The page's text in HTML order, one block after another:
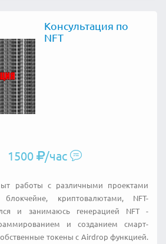
Консультация по
NFT
1500 /час
работы с различными проектами
криптовалютами, NFT-
и занимаюсь генерацией NFT -
и созданием смарт-
токены с Airdrop функцией.